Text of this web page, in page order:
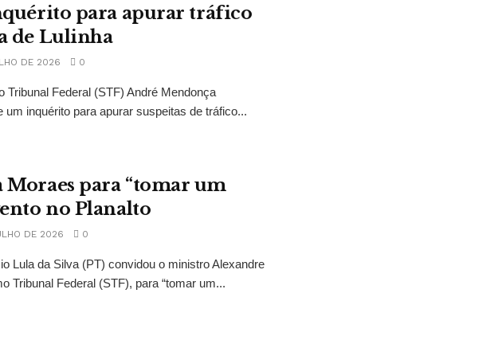
para apurar tráfico
de Lulinha
DE 2026 0
Tribunal Federal (STF) André Mendonça
um inquérito para apurar suspeitas de tráfico...
para “tomar um
no Planalto
DE 2026 0
Lula da Silva (PT) convidou o ministro Alexandre
Tribunal Federal (STF), para “tomar um...